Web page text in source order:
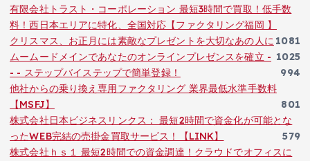
有限会社トラスト・コーポレーション 最短3時間で買取！低手数
料！西日本エリアに特化、全国対応【ファクタリング福岡 】
1081
クリスマス、お正月には素敵なプレゼントを大切なあの人に
1025
ムームードメインであなたのオンラインプレゼンスを確立 -
- - ステップバイステップで簡単登録！
994
他社からの乗り換え専用ファクタリング 業界最低水準手数料
【MSFJ】
801
株式会社日本ビジネスリンクス： 最短2時間で資金化が可能とな
ったWEB完結の売掛金買取サービス！【LINK】
579
株式会社ｈｓ１ 最短2時間での資金調達！クラウドでオフィスに